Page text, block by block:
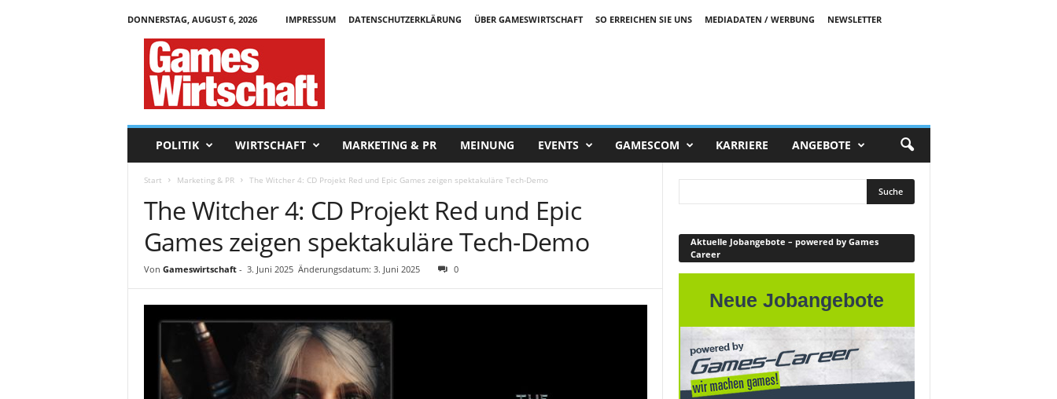
DONNERSTAG, AUGUST 6, 2026 IMPRESSUM DATENSCHUTZERKLÄRUNG ÜBER GAMESWIRTSCHAFT SO ERREICHEN SIE UNS MEDIADATEN / WERBUNG
NEWSLETTER
POLITIK WIRTSCHAFT MARKETING & PR MEINUNG EVENTS GAMESCOM KARRIERE ANGEBOTE
Start Marketing & PR The Witcher 4: CD Projekt Red und Epic Games zeigen spektakuläre Tech-Demo
The Witcher 4: CD Projekt Red und Epic
Games zeigen spektakuläre Tech-Demo
Von Gameswirtschaft- 3. Juni 2025 Änderungsdatum: 3. Juni 2025 0
Aktuelle Jobangebote – powered by Games
Career